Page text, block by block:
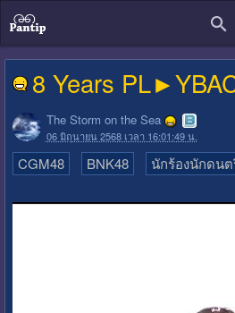
8 Years
The Storm on the Sea
06 มิถุนายน 2568 เวลา 16:01:49 น.
CGM48 BNK48 นักร้องนักดน